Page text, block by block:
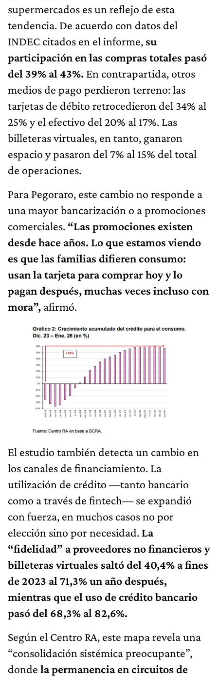
supermercados es un reflejo de esta
tendencia. De acuerdo con datos del
INDEC citados en el informe, su
participación en las compras totales pasó
del 39% al 43%. En contrapartida, otros
medios de pago perdieron terreno: las
tarjetas de débito retrocedieron del 34% al
25% y el efectivo del 20% al 17%. Las
billeteras virtuales, en tanto, ganaron
espacio y pasaron del 7% al 15% del total
de operaciones.
Para Pegoraro, este cambio no responde a
una mayor bancarización o a promociones
comerciales. “Las promociones existen
desde hace años. Lo que estamos viendo
es que las familias difieren consumo:
usan la tarjeta para comprar hoy y lo
pagan después, muchas veces incluso con
mora”, afirmó.
El estudio también detecta un cambio en
los canales de financiamiento. La
utilización de crédito —tanto bancario
como a través de fintech— se expandió
con fuerza, en muchos casos no por
elección sino por necesidad. La
“fidelidad” a proveedores no financieros y
billeteras virtuales saltó del 40,4% a fines
de 2023 al 71,3% un año después,
mientras que el uso de crédito bancario
pasó del 68,3% al 82,6%.
Según el Centro RA, este mapa revela una
“consolidación sistémica preocupante”,
donde la permanencia en circuitos de